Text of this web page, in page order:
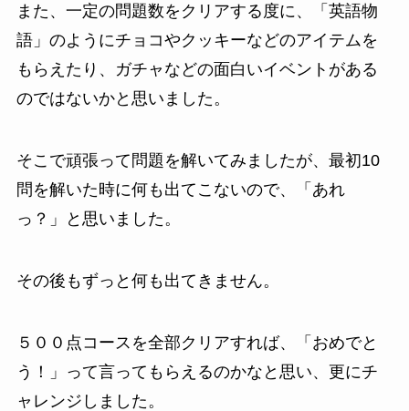
また、一定の問題数をクリアする度に、「英語物
語」のようにチョコやクッキーなどのアイテムを
もらえたり、ガチャなどの面白いイベントがある
のではないかと思いました。
そこで頑張って問題を解いてみましたが、最初10
問を解いた時に何も出てこないので、「あれ
っ？」と思いました。
その後もずっと何も出てきません。
５００点コースを全部クリアすれば、「おめでと
う！」って言ってもらえるのかなと思い、更にチ
ャレンジしました。